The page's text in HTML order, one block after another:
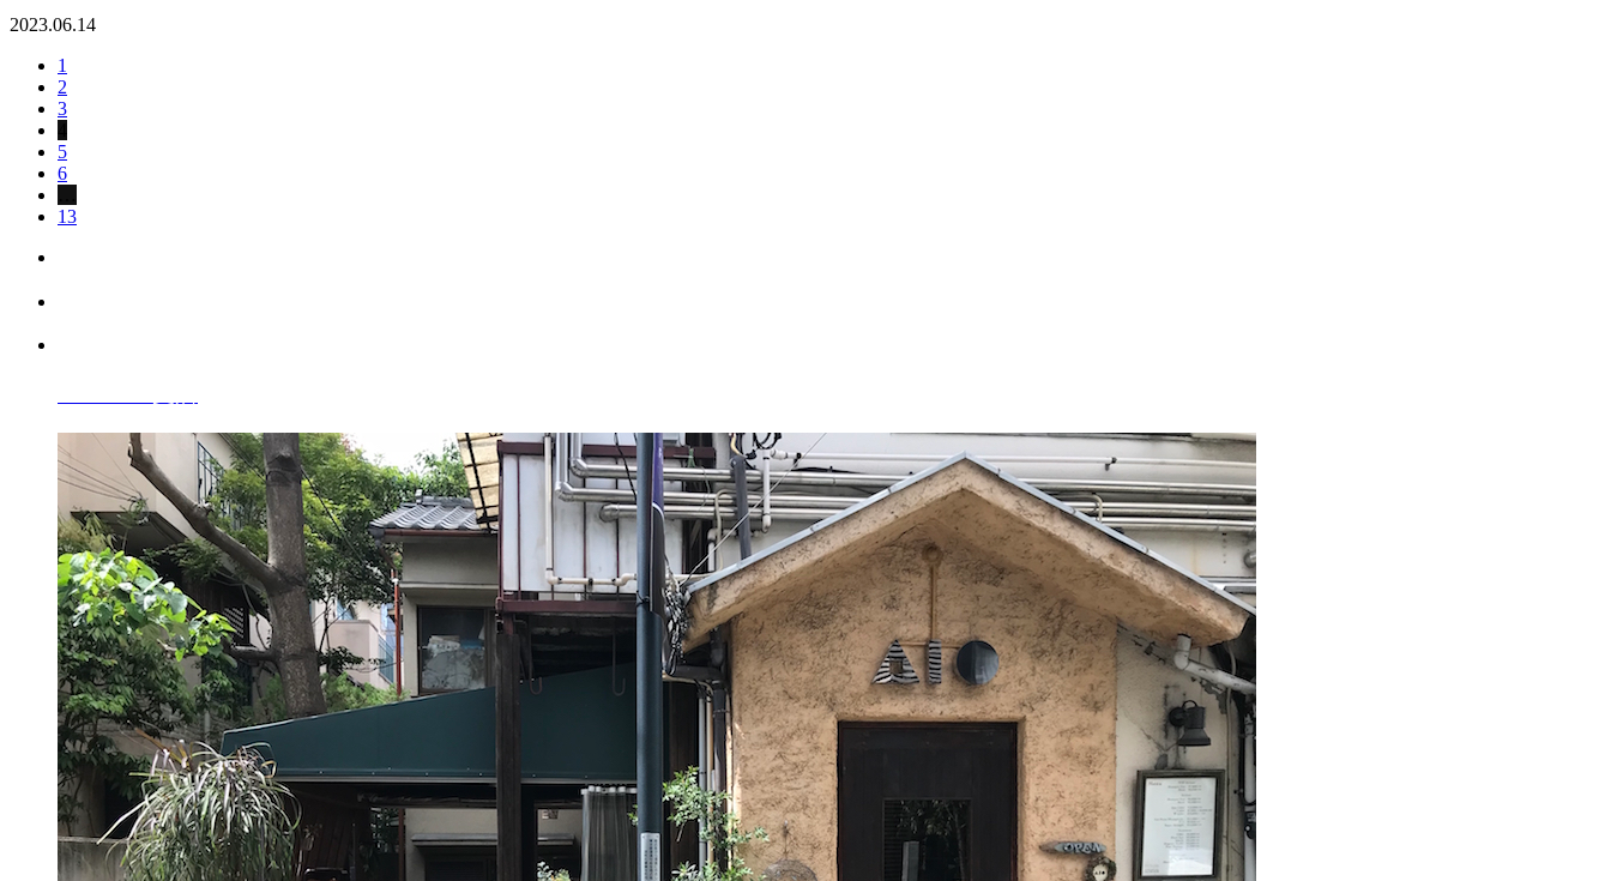
2023.06.14
1
2
3
5
6
13